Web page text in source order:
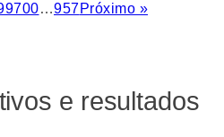
700…957Próximo »
e resultados